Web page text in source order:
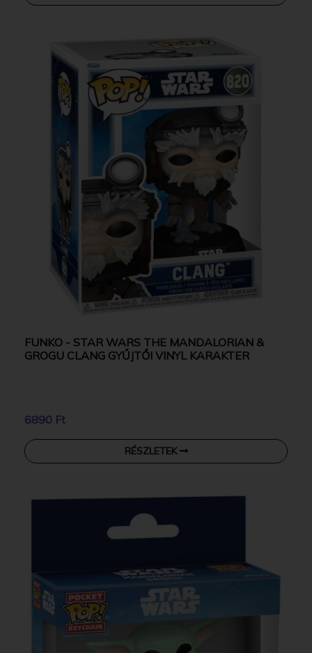
FUNKO - STAR WARS THE MANDALORIAN &
GROGU CLANG GYŰJTŐI VINYL KARAKTER
6890 Ft
RÉSZLETEK